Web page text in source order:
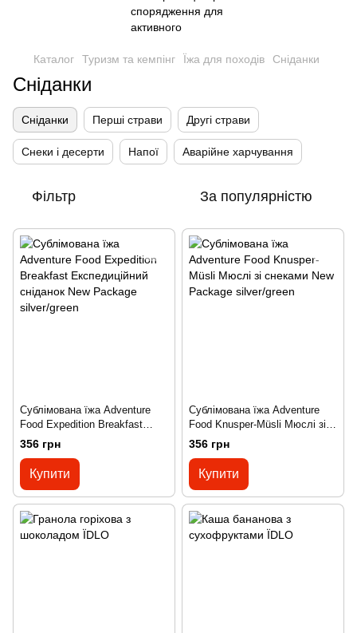
Каталог Туризм та кемпінг Їжа для походів Сніданки
Сніданки
Сніданки Перші страви Другі страви
Снеки і десерти Напої Аварійне харчування
Фільтр За популярністю
Сублімована їжа Adventure
Food Expedition Breakfast
Експедиційний сніданок New
Package silver/green
356 грн
Купити
Сублімована їжа Adventure
Food Knusper-Müsli Мюслі зі
снеками New Package
silver/green
356 грн
Купити